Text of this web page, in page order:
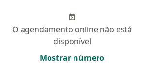
O agendamento online não está
disponível
Mostrar número